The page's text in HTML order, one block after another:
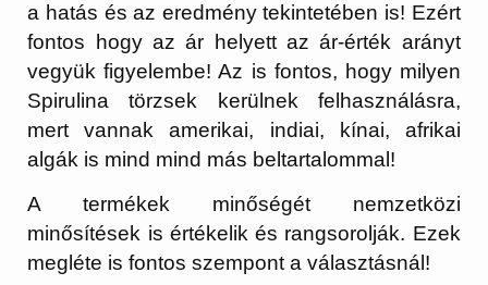
a hatás és az eredmény tekintetében is! Ezért
fontos hogy az ár helyett az ár-érték arányt
vegyük figyelembe! Az is fontos, hogy milyen
Spirulina törzsek kerülnek felhasználásra,
mert vannak amerikai, indiai, kínai, afrikai
algák is mind mind más beltartalommal!
A termékek minőségét nemzetközi
minősítések is értékelik és rangsorolják. Ezek
megléte is fontos szempont a választásnál!